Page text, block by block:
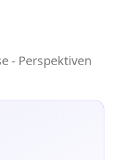
- Perspektiven